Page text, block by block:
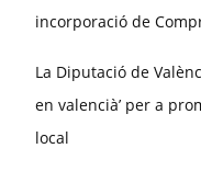
incorporació de
La Diputació de
en valencià’ per a
local